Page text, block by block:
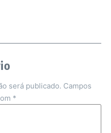
será publicado. Campos
*